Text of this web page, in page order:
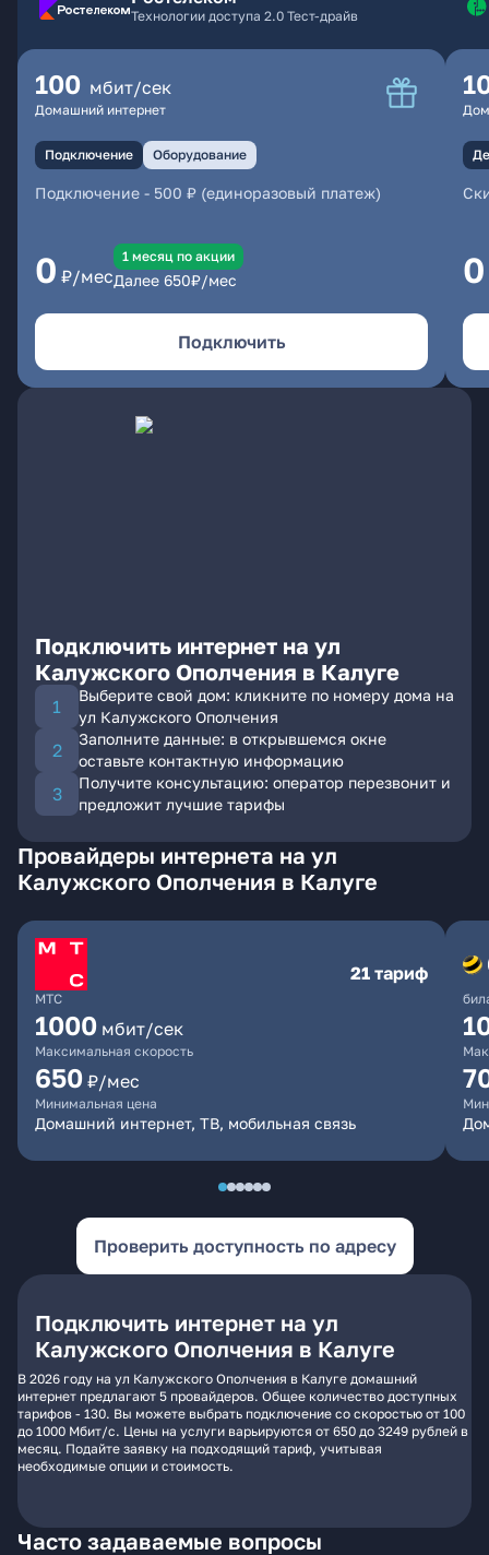
Технологии доступа 2.0 Тест-драйв
100 мбит/сек
Домашний интернет
Подключение Оборудование
Подключение - 500 ₽ (единоразовый платеж)
0 ₽/мес
1 месяц по акции
Далее 650₽/мес
Подключить
0
Подключить интернет на ул
Калужского Ополчения в Калуге
Выберите свой дом: кликните по номеру дома на
ул Калужского Ополчения
Заполните данные: в открывшемся окне
оставьте контактную информацию
Получите консультацию: оператор перезвонит и
предложит лучшие тарифы
Провайдеры интернета на ул
Калужского Ополчения в Калуге
МТС
21 тариф
1000 мбит/сек
Максимальная скорость
650 ₽/мес
Минимальная цена
Домашний интернет, ТВ, мобильная связь
Проверить доступность по адресу
Подключить интернет на ул
Калужского Ополчения в Калуге
В 2026 году на ул Калужского Ополчения в Калуге домашний
интернет предлагают 5 провайдеров. Общее количество доступных
тарифов - 130. Вы можете выбрать подключение со скоростью от 100
до 1000 Мбит/с. Цены на услуги варьируются от 650 до 3249 рублей в
месяц. Подайте заявку на подходящий тариф, учитывая
необходимые опции и стоимость.
Часто задаваемые вопросы